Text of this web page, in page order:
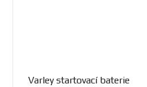
Varley startovací baterie